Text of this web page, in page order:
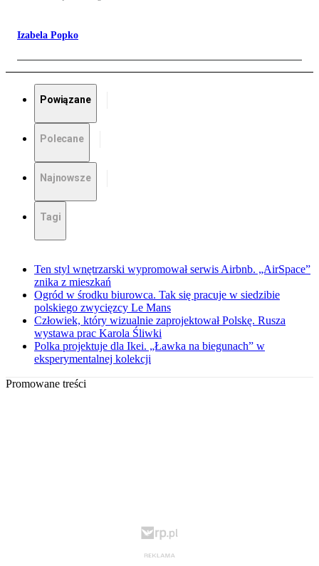
Izabela Popko
Powiązane
Polecane
Najnowsze
Tagi
Ten styl wnętrzarski wypromował serwis Airbnb. „AirSpace”
znika z mieszkań
Ogród w środku biurowca. Tak się pracuje w siedzibie
polskiego zwycięzcy Le Mans
Człowiek, który wizualnie zaprojektował Polskę. Rusza
wystawa prac Karola Śliwki
Polka projektuje dla Ikei. „Ławka na biegunach” w
eksperymentalnej kolekcji
Promowane treści